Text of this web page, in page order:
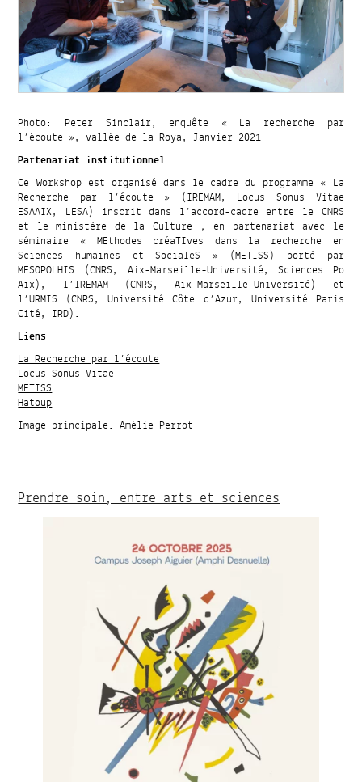
Photo: Peter Sinclair, enquête « La recherche par
l’écoute », vallée de la Roya, Janvier 2021
Partenariat institutionnel
Ce Workshop est organisé dans le cadre du programme « La
Recherche par l’écoute » (IREMAM, Locus Sonus Vitae
ESAAIX, LESA) inscrit dans l’accord-cadre entre le CNRS
et le ministère de la Culture ; en partenariat avec le
séminaire « MEthodes créaTIves dans la recherche en
Sciences humaines et SocialeS » (METISS) porté par
MESOPOLHIS (CNRS, Aix-Marseille-Université, Sciences Po
Aix), l’IREMAM (CNRS, Aix-Marseille-Université) et
l’URMIS (CNRS, Université Côte d’Azur, Université Paris
Cité, IRD).
Liens
La Recherche par l’écoute
Locus Sonus Vitae
METISS
Hatoup
Image principale: Amélie Perrot
Prendre soin, entre arts et sciences